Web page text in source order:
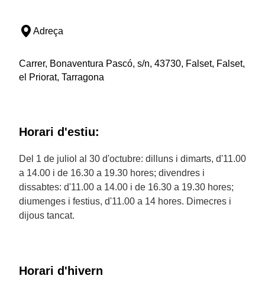
Adreça
Carrer, Bonaventura Pascó, s/n, 43730, Falset, Falset,
el Priorat, Tarragona
Horari d'estiu:
Del 1 de juliol al 30 d'octubre: dilluns i dimarts, d'11.00
a 14.00 i de 16.30 a 19.30 hores; divendres i
dissabtes: d'11.00 a 14.00 i de 16.30 a 19.30 hores;
diumenges i festius, d'11.00 a 14 hores. Dimecres i
dijous tancat.
Horari d'hivern